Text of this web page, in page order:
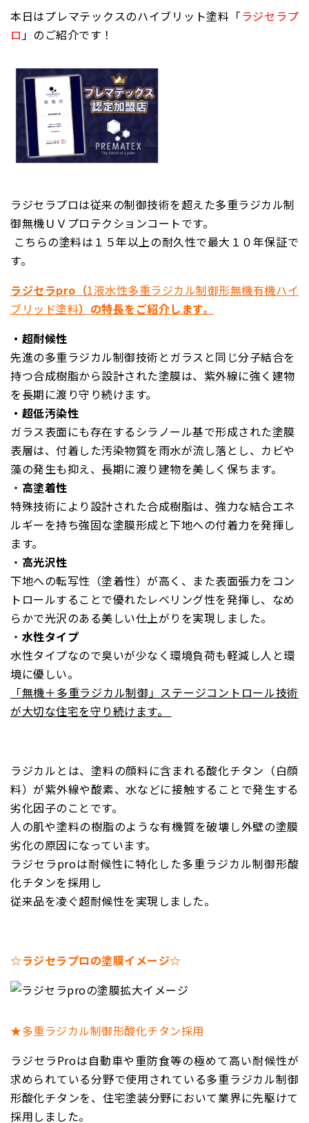
本日はプレマテックスのハイブリット塗料「ラジセラプ
ロ」 のご紹介です！
ラジセラプロは従来の制御技術を超えた多重ラジカル制
御無機ＵＶプロテクションコートです。
こちらの塗料は１５年以上の耐久性で最大１０年保証で
す。
ラジセラpro （1液水性多重ラジカル制御形無機有機ハイ
ブリッド塗料） の特長をご紹介します。
・ 超耐候性
先進の多重ラジカル制御技術とガラスと同じ分子結合を
持つ合成樹脂から設計された塗膜は、紫外線に強く建物
を長期に渡り守り続けます。
・ 超低汚染性
ガラス表面にも存在するシラノール基で形成された塗膜
表層は、付着した汚染物質を雨水が流し落とし、カビや
藻の発生も抑え、長期に渡り建物を美しく保ちます。
・ 高塗着性
特殊技術により設計された合成樹脂は、強力な結合エネ
ルギーを持ち強固な塗膜形成と下地への付着力を発揮し
ます。
・ 高光沢性
下地への転写性（塗着性）が高く、また表面張力をコン
トロールすることで優れたレベリング性を発揮し、なめ
らかで光沢のある美しい仕上がりを実現しました。
・ 水性タイプ
水性タイプなので臭いが少なく環境負荷も軽減し人と環
境に優しい。
「無機＋多重ラジカル制御」ステージコントロール技術
が大切な住宅を守り続けます。
ラジカルとは、塗料の顔料に含まれる酸化チタン（白顔
料）が紫外線や酸素、水などに接触することで発生する
劣化因子のことです。
人の肌や塗料の樹脂のような有機質を破壊し外壁の塗膜
劣化の原因になっています。
ラジセラproは耐候性に特化した多重ラジカル制御形酸
化チタンを採用し
従来品を凌ぐ超耐候性を実現しました。
☆ラジセラプロの塗膜イメージ☆
★多重ラジカル制御形酸化チタン採用
ラジセラProは自動車や重防食等の極めて高い耐候性が
求められている分野で使用されている多重ラジカル制御
形酸化チタンを、住宅塗装分野において業界に先駆けて
採用しました。